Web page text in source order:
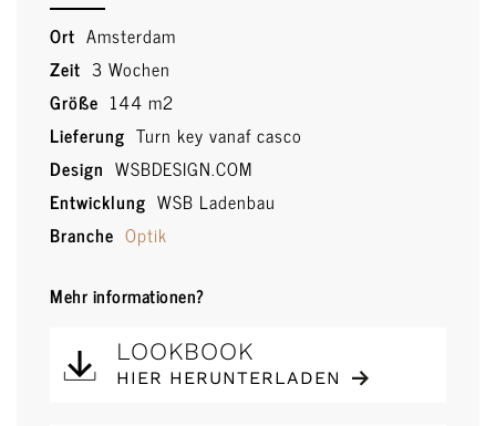
Ort Amsterdam
Zeit 3 Wochen
Größe 144 m2
Lieferung Turn key vanaf casco
Design WSBDESIGN.COM
Entwicklung WSB Ladenbau
Branche Optik
Mehr informationen?
LOOKBOOK
HIER HERUNTERLADEN